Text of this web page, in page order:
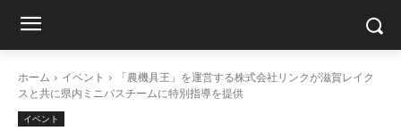
ホーム イベント
「農機具王」を運営する株式会社リンクが滋賀レイク
スと共に県内ミニバスチームに特別指導を提供
イベント